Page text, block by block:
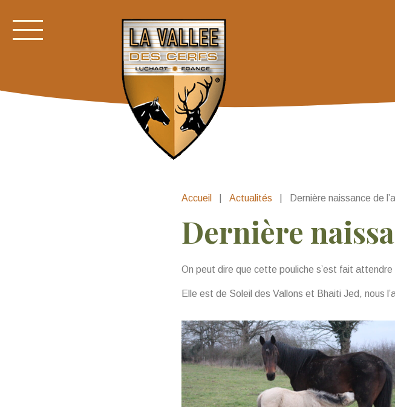
Accueil Actualités Dernière naissance de
Dernière
On peut dire que cette pouliche s’est fait
Elle est de Soleil des Vallons et Bhaiti Jed, nous